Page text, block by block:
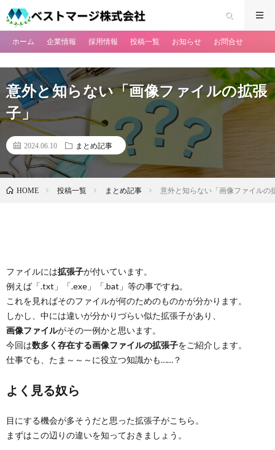
ホーム 企業情報 採用情報 投稿一覧 お知らせ お問合せ
意外と知らない「画像ファイルの拡張
子」
2024.06.10 まとめ記事
HOME 投稿一覧 まとめ記事 意外と知らない「画像ファイルの
ファイルには拡張子が付いています。
例えば「.txt」「.exe」「.bat」等の事ですね。
これを見ればそのファイルが何のためのものかが分かります。
しかし、中には違いが分かりづらい似た拡張子があり、
画像ファイルがその一例かと思います。
今回は数多く存在する画像ファイルの拡張子をご紹介します。
仕事でも、たま～～～に役立つ知識かも……？
よく見る奴ら
目にする機会が多そうだと思った拡張子がこちら。
まずはこの辺りの違いを知っておきましょう。